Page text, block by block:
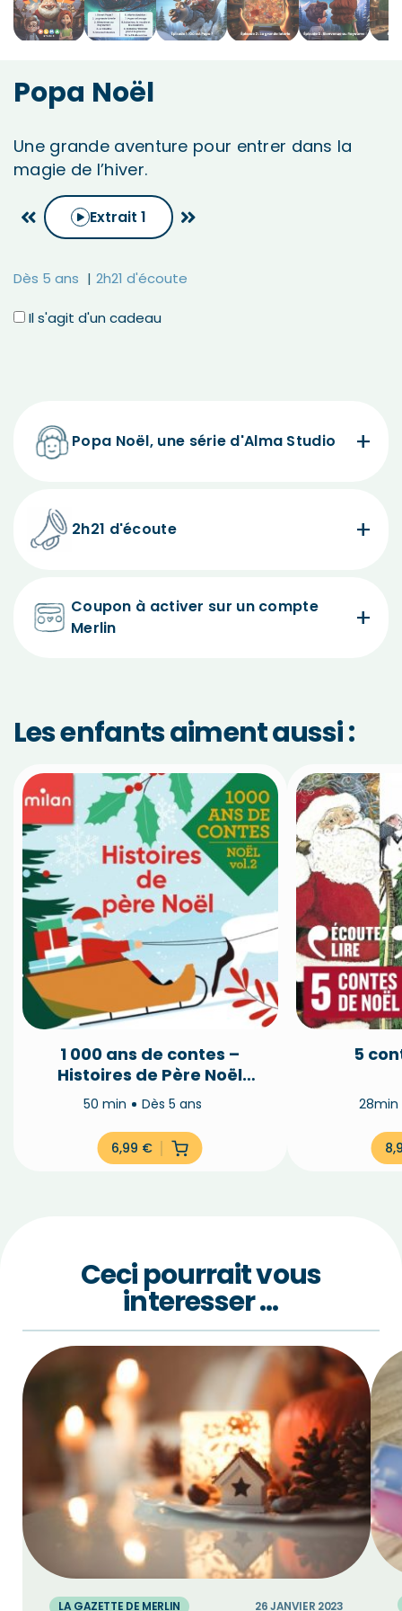
Popa Noël
Une grande aventure pour entrer dans la
magie de l’hiver.
Extrait 1
Dès 5 ans 2h21 d'écoute
Il s'agit d'un cadeau
Popa Noël, une série d'Alma Studio
2h21 d'écoute
Coupon à activer sur un compte
Merlin
Les enfants aiment aussi :
1 000 ans de contes –
Histoires de Père Noël
(vol.2)
50 min Dès 5 ans
6,99 €
5
28min
Ceci pourrait vous
interesser …
LA GAZETTE DE MERLIN 26 JANVIER 2023